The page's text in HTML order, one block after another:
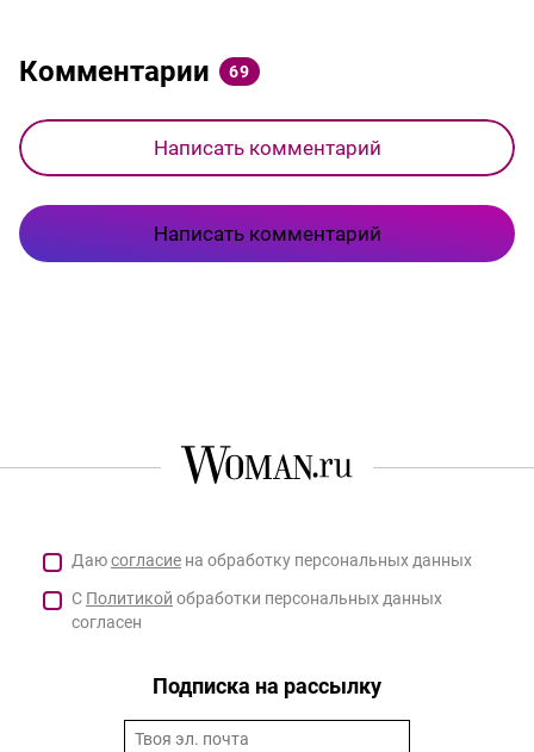
Комментарии 69
Написать комментарий
Написать комментарий
Даюсогласие на обработку персональных данных
С Политикой обработки персональных данных
согласен
Подписка на рассылку